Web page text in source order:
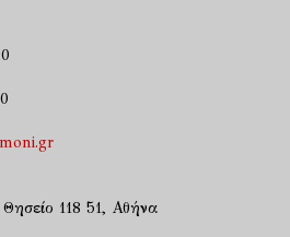
118 51, Αθήνα